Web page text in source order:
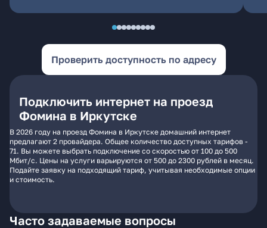
Проверить доступность по адресу
Подключить интернет на проезд
Фомина в Иркутске
В 2026 году на проезд Фомина в Иркутске домашний интернет
предлагают 2 провайдера. Общее количество доступных тарифов -
71. Вы можете выбрать подключение со скоростью от 100 до 500
Мбит/с. Цены на услуги варьируются от 500 до 2300 рублей в месяц.
Подайте заявку на подходящий тариф, учитывая необходимые опции
и стоимость.
Часто задаваемые вопросы